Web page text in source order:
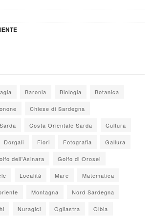
Baronia Biologia Botanica
Chiese di Sardegna
Costa Orientale Sarda Cultura
Dorgali Fiori Fotografia Gallura
dell'Asinara Golfo di Orosei
Località Mare Matematica
Montagna Nord Sardegna
Nuragici Ogliastra Olbia